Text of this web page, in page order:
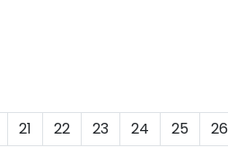
21 22 23 24 25 26